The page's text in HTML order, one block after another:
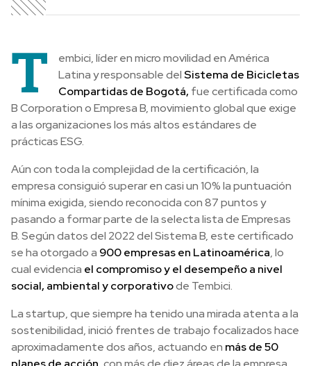
T
embici, líder en micro movilidad en América
Latina y responsable delSistema de Bicicletas
Compartidas de Bogotá, fue certificada como
B Corporation o Empresa B, movimiento global que exige
a las organizaciones los más altos estándares de
prácticas ESG.
Aún con toda la complejidad de la certificación, la
empresa consiguió superar en casi un 10% la puntuación
mínima exigida, siendo reconocida con 87 puntos y
pasando a formar parte de la selecta lista de Empresas
B. Según datos del 2022 del Sistema B, este certificado
se ha otorgado a 900 empresas en Latinoamérica, lo
cual evidencia el compromiso y el desempeño a nivel
social, ambiental y corporativode Tembici.
La startup, que siempre ha tenido una mirada atenta a la
sostenibilidad, inició frentes de trabajo focalizados hace
aproximadamente dos años, actuando en más de 50